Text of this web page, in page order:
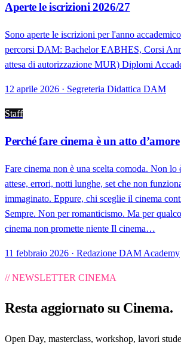
Aperte le iscrizioni 2026/27
Sono aperte le iscrizioni per l'anno
percorsi DAM: Bachelor EABHES, Corsi
attesa di autorizzazione MUR) Diplomi
12 aprile 2026 · Segreteria Didattica DAM
Staff
Perché fare cinema è un atto d’amore
Fare cinema non è una scelta comoda. Non lo
attese, errori, notti lunghe, set che non
immaginato. Eppure, chi sceglie il cinema
Sempre. Non per romanticismo. Ma per
cinema non promette niente Il cinema…
11 febbraio 2026 · Redazione DAM Academy
// NEWSLETTER CINEMA
Resta aggiornato su Cinema.
Open Day, masterclass, workshop, lavori